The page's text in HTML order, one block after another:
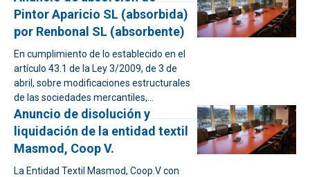
Pintor Aparicio SL (absorbida)
por Renbonal SL (absorbente)
En cumplimiento de lo establecido en el
artículo 43.1 de la Ley 3/2009, de 3 de
abril, sobre modificaciones estructurales
de las sociedades mercantiles,...
Anuncio de disolución y
liquidación de la entidad textil
Masmod, Coop V.
La Entidad Textil Masmod, Coop.V con